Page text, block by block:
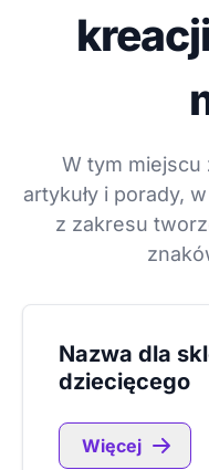
W tym
artykuły i porady,
z zakresu
Nazwa dla
dziecięcego
Więcej